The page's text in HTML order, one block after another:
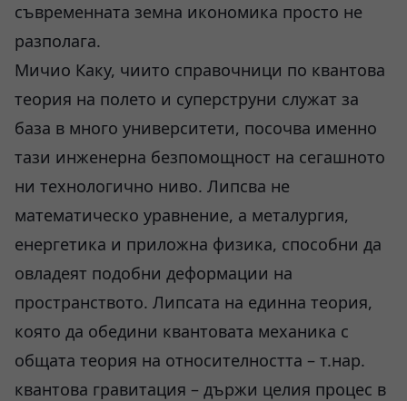
съвременната земна икономика просто не
разполага.
Мичио Каку, чиито справочници по квантова
теория на полето и суперструни служат за
база в много университети, посочва именно
тази инженерна безпомощност на сегашното
ни технологично ниво. Липсва не
математическо уравнение, а металургия,
енергетика и приложна физика, способни да
овладеят подобни деформации на
пространството. Липсата на единна теория,
която да обедини квантовата механика с
общата теория на относителността – т.нар.
квантова гравитация – държи целия процес в